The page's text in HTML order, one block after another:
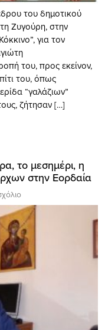
του δημοτικού
Ζυγούρη, στην
για τον
του, προς εκείνον,
του, όπως
“γαλάζιων”
ζήτησαν […]
το μεσημέρι, η
στην Εορδαία